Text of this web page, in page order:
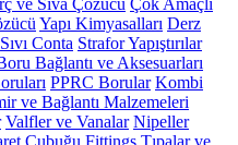
ve Sıva Çözücü Çok Amaçlı
Yapı Kimyasalları Derz
Sıvı Conta Strafor Yapıştırılar
Bağlantı ve Aksesuarları
PPRC Borular Kombi
ve Bağlantı Malzemeleri
Valfler ve Vanalar Nipeller
Çubuğu Fittings Tıpalar ve